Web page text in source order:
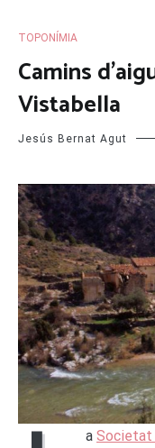
TOPONÍMIA
Camins
Vistabella
Jesús Bernat Agut
a Societat